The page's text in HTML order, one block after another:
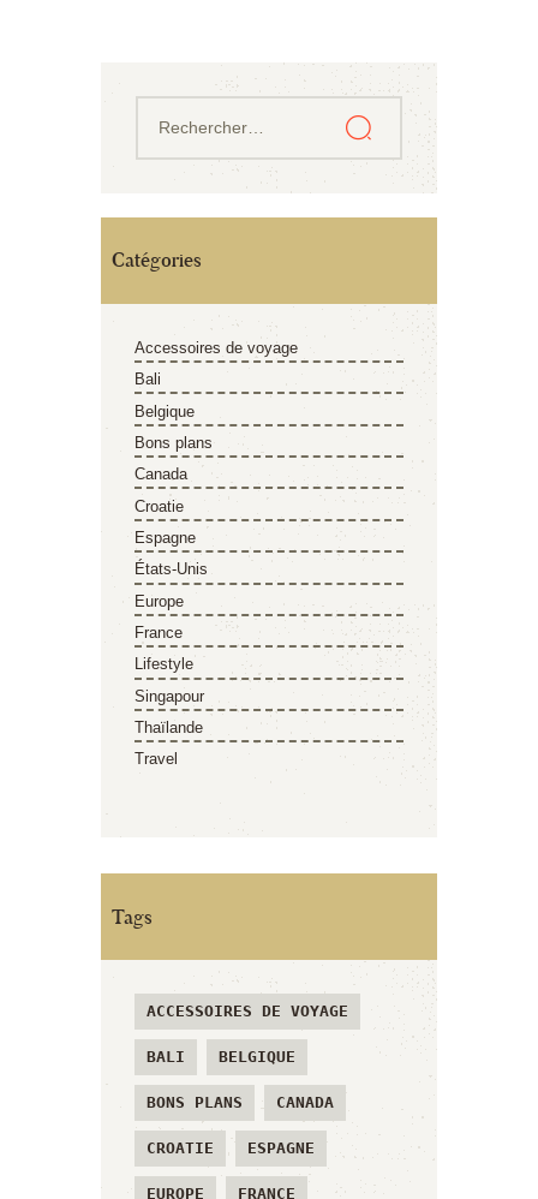
Catégories
Accessoires de voyage
Bali
Belgique
Bons plans
Canada
Croatie
Espagne
États-Unis
Europe
France
Lifestyle
Singapour
Thaïlande
Travel
Tags
ACCESSOIRES DE VOYAGE
BALI BELGIQUE
BONS PLANS CANADA
CROATIE ESPAGNE
EUROPE FRANCE